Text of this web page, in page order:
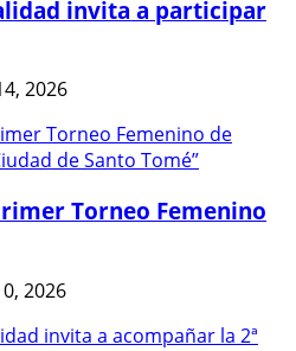
invita a participar
2026
Torneo Femenino
2026